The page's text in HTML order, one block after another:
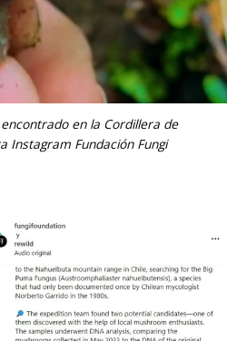
en la Cordillera de
Instagram Fundación Fungi